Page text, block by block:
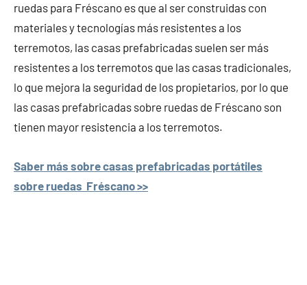
ruedas para Fréscano es que al ser construidas con
materiales y tecnologías más resistentes a los
terremotos, las casas prefabricadas suelen ser más
resistentes a los terremotos que las casas tradicionales,
lo que mejora la seguridad de los propietarios, por lo que
las casas prefabricadas sobre ruedas de Fréscano son
tienen mayor resistencia a los terremotos.
Saber más sobre casas prefabricadas portátiles
sobre ruedas Fréscano >>